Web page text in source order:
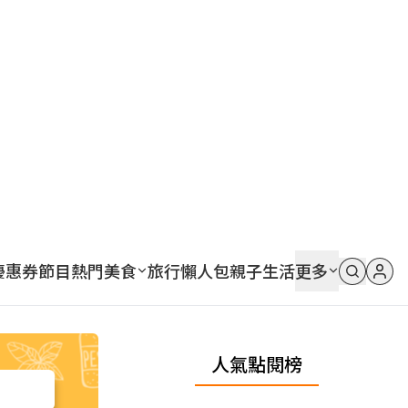
惠券節目熱門美食 旅行懶人包親子生活更多
人氣點閱榜